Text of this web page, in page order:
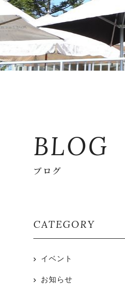
BLOG
ブログ
CATEGORY
イベント
お知らせ